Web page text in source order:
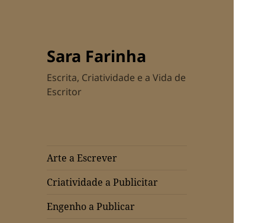
Sara Farinha
Escrita, Criatividade e a Vida de
Escritor
Arte a Escrever
Criatividade a Publicitar
Engenho a Publicar